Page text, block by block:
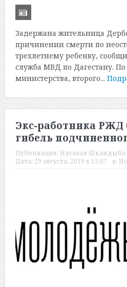
Задержана жительница
причинении смерти по
трехлетнему ребенку,
служба МВД по Дагестану.
министерства, второго...
Экс-работника РЖД
гибель
Публикация: Наталья Шкандыба
Дата: 29 августа, 2019 в 15:07 в: